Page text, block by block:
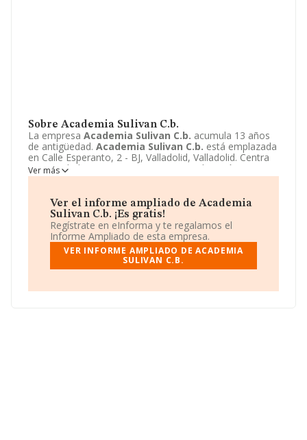
Sobre Academia Sulivan C.b.
La empresa Academia Sulivan C.b. acumula 13 años
de antigüedad. Academia Sulivan C.b. está emplazada
en Calle Esperanto, 2 - BJ, Valladolid, Valladolid. Centra
su actividad CNAE como 8559 - Otra educación n.c.o.p..
La empresaAcademia Sulivan C.b.es Comunidad de
Ver más
Ver el informe ampliado de Academia
Sulivan C.b. ¡Es gratis!
Regístrate en eInforma y te regalamos el
Informe Ampliado de esta empresa.
VER INFORME AMPLIADO DE ACADEMIA
SULIVAN C.B.